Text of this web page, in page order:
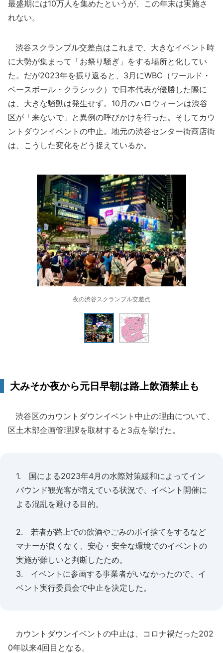
最盛期には10万人を集めたというが、この年末は実施さ
れない。
渋谷スクランブル交差点はこれまで、大きなイベント時
に大勢が集まって「お祭り騒ぎ」をする場所と化してい
た。だが2023年を振り返ると、3月にWBC（ワールド・
ベースボール・クラシック）で日本代表が優勝した際に
は、大きな騒動は発生せず。10月のハロウィーンは渋谷
区が「来ないで」と異例の呼びかけを行った。そしてカウ
ントダウンイベントの中止。地元の渋谷センター街商店街
は、こうした変化をどう捉えているか。
夜の渋谷スクランブル交差点
大みそか夜から元日早朝は路上飲酒禁止も
渋谷区のカウントダウンイベント中止の理由について、
区土木部企画管理課を取材すると3点を挙げた。
1. 国による2023年4月の水際対策緩和によってイン
バウンド観光客が増えている状況で、イベント開催に
よる混乱を避ける目的。
2. 若者が路上での飲酒やごみのポイ捨てをするなど
マナーが良くなく、安心・安全な環境でのイベントの
実施が難しいと判断したため。
3. イベントに参画する事業者がいなかったので、イ
ベント実行委員会で中止を決定した。
カウントダウンイベントの中止は、コロナ禍だった202
0年以来4回目となる。